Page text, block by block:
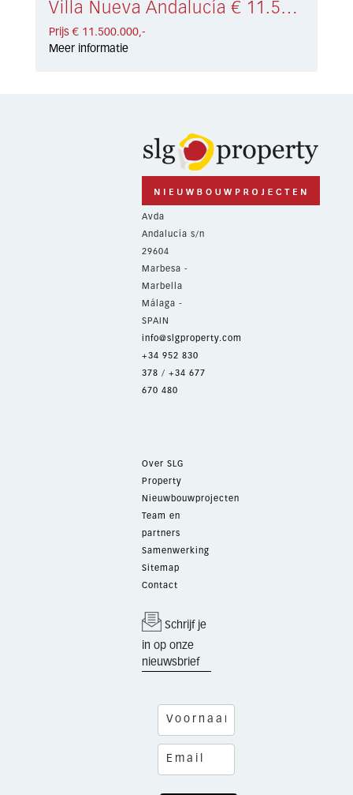
Villa Nueva Andalucía € 11.500.000,-
Prijs € 11.500.000,-
Meer informatie
Avda
Andalucía s/n
29604
Marbesa -
Marbella
Málaga -
SPAIN
info@slgproperty.com
+34 952 830
378 / +34 677
670 480
Over SLG
Property
Nieuwbouwprojecten
Team en
partners
Samenwerking
Sitemap
Contact
Schrijf je
in op onze
nieuwsbrief